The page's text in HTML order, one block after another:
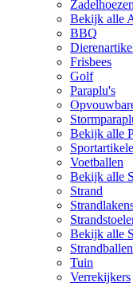
Zadelhoezen
Bekijk alle
BBQ
Frisbees
Golf
Paraplu's
Bekijk alle
Voetballen
Bekijk alle
Strand
Bekijk alle
Strandballen
Tuin
Verrekijkers